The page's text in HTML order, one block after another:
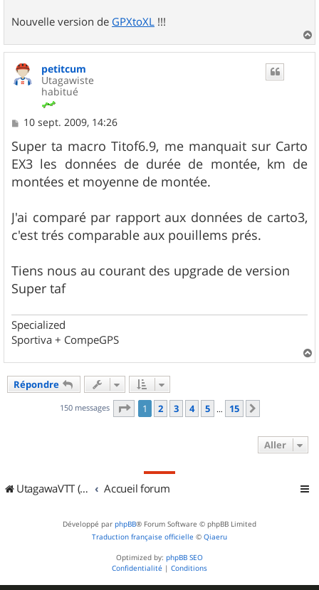
Nouvelle version de GPXtoXL !!!
a
petitcum
Utagawiste
habitué
M
s
s
a
g
e
10 sept. 2009, 14:26
Super ta macro Titof6.9, me manquait sur Carto
EX3 les données de durée de montée, km de
montées et moyenne de montée.
J'ai comparé par rapport aux données de carto3,
c'est trés comparable aux pouillems prés.
Tiens nous au courant des upgrade de version
Super taf
Specialized
Sportiva + CompeGPS
a
Répondre
150 messages Page 1sur
1 2 3 4 5 … 15
Aller
UtagawaVTT (Randos VTT et VTTAE avec traces GPS) Accueil forum
Développé par phpBB® Forum Software © phpBB Limited
Traduction française officielle © Qiaeru
Optimized by: phpBB SEO
Confidentialité | Conditions